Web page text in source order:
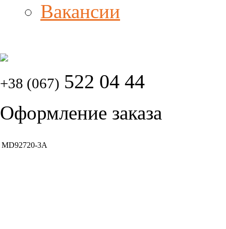
Вакансии
+38 (067) 522 04 44
Оформление заказа
MD92720-3A